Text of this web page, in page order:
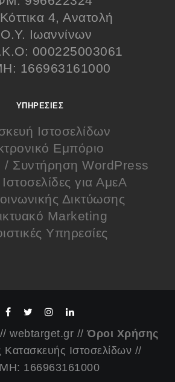
4, Ανατολή
Ιωαννίνων
000225003061
166963161000
ΥΠΗΡΕΣΊΕΣ
Ιστοσελίδων
Εμπόριο
/ Συντήρηση WordPress
για ΑμεΑ
Δικτύωσης
Marketing
Υπηρεσίες
webtarget.gr // Όροι Χρήσης
Κατασκευής Ιστοσελίδων //
166963161000